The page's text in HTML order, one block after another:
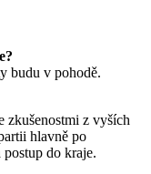
budu v pohodě.
zkušenostmi z vyších
hlavně po
do kraje.